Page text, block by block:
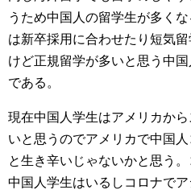
うため中国人の留学生が多く
は新卒採用に合わせたり短気
けど正規留学が多いと思う中
である。
現在中国人学生はアメリカか
いと思うのでアメリカで中国
と生き辛いじゃないかと思う
中国人学生はいるしコロナで